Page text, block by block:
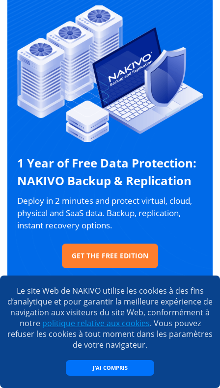
1 Year of Free Data Protection:
NAKIVO Backup & Replication
Deploy in 2 minutes and protect virtual, cloud,
physical and SaaS data. Backup, replication,
instant recovery options.
GET THE FREE EDITION
Les gens qui ont consulté cet
article ont également lu
Le site Web de NAKIVO utilise les cookies à des fins
d’analytique et pour garantir la meilleure expérience de
navigation aux visiteurs du site Web, conformément à
notre politique relative aux cookies. Vous pouvez
refuser les cookies à tout moment dans les paramètres
de votre navigateur.
J’AI COMPRIS